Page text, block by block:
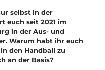
selbst in der
euch seit 2021 im
in der Aus- und
Warum habt ihr euch
den Handball zu
an der Basis?